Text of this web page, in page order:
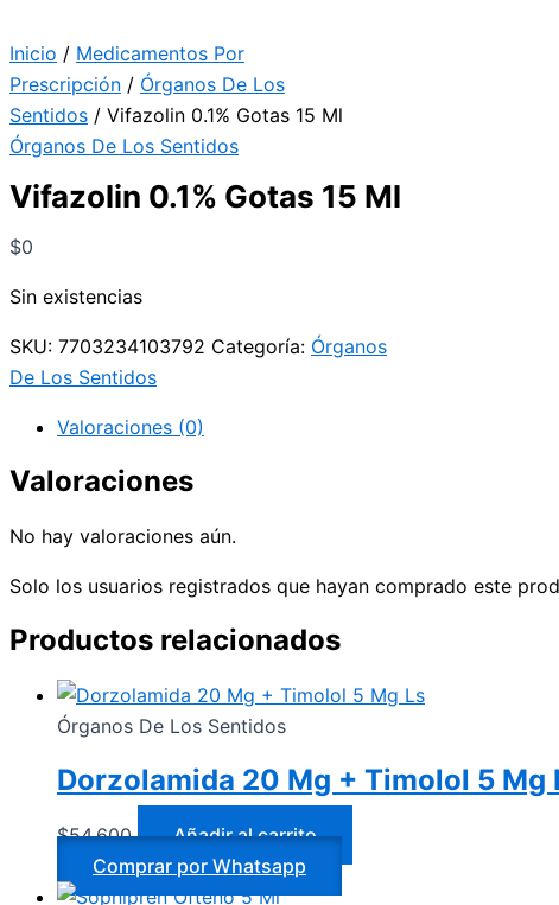
Inicio / Medicamentos Por
Prescripción / Órganos De Los
Sentidos / Vifazolin 0.1% Gotas 15 Ml
Órganos De Los Sentidos
Vifazolin 0.1% Gotas 15 Ml
$0
Sin existencias
SKU: 7703234103792 Categoría: Órganos
De Los Sentidos
Valoraciones (0)
Valoraciones
No hay valoraciones aún.
Solo los usuarios registrados que hayan comprado este
Productos relacionados
Órganos De Los Sentidos
Dorzolamida 20 Mg + Timolol 5 Mg
$54.600
Añadir al carrito
Comprar por Whatsapp